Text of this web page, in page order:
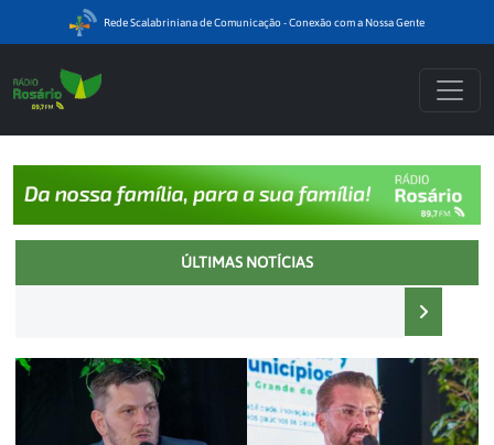
Rede Scalabriniana de Comunicação - Conexão com a Nossa Gente
ÚLTIMAS NOTÍCIAS